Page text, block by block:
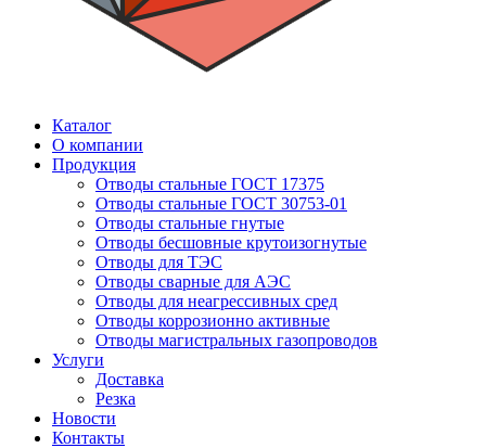
Каталог
О компании
Продукция
Отводы стальные ГОСТ 17375
Отводы стальные ГОСТ 30753-01
Отводы стальные гнутые
Отводы бесшовные крутоизогнутые
Отводы для ТЭС
Отводы сварные для АЭС
Отводы для неагрессивных сред
Отводы коррозионно активные
Отводы магистральных газопроводов
Услуги
Доставка
Резка
Новости
Контакты